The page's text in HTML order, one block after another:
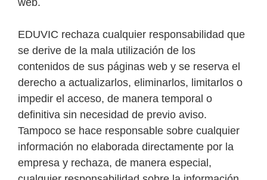
web.
EDUVIC rechaza cualquier responsabilidad que
se derive de la mala utilización de los
contenidos de sus páginas web y se reserva el
derecho a actualizarlos, eliminarlos, limitarlos o
impedir el acceso, de manera temporal o
definitiva sin necesidad de previo aviso.
Tampoco se hace responsable sobre cualquier
información no elaborada directamente por la
empresa y rechaza, de manera especial,